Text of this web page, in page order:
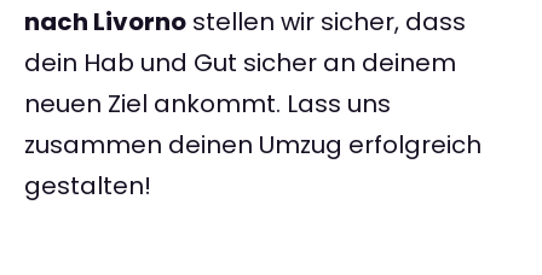
nach Livorno stellen wir sicher, dass
dein Hab und Gut sicher an deinem
neuen Ziel ankommt. Lass uns
zusammen deinen Umzug erfolgreich
gestalten!